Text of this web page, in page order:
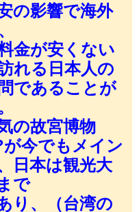
の影響で海外
金が安くない
れる日本人の
であることが
の故宮博物
が今でもメイン
日本は観光大
で
り、（台湾の